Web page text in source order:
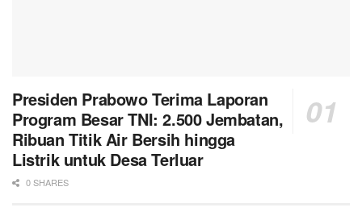
Presiden Prabowo Terima Laporan
Program Besar TNI: 2.500 Jembatan,
Ribuan Titik Air Bersih hingga
Listrik untuk Desa Terluar
0 SHARES